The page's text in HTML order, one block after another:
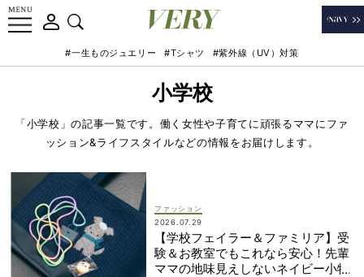
#一生ものジュエリー #Tシャツ #紫外線（UV）対策
小学校
「小学校」の記事一覧です。働く女性や子育てに頑張るママにファ
ッション&ライフスタイルなどの情報をお届けします。
ファッション
2026.07.29
【学校フェイラー＆ファミリア】受
験＆お教室でもこれなら安心！先輩
ママの地味見えしないネイビー小物